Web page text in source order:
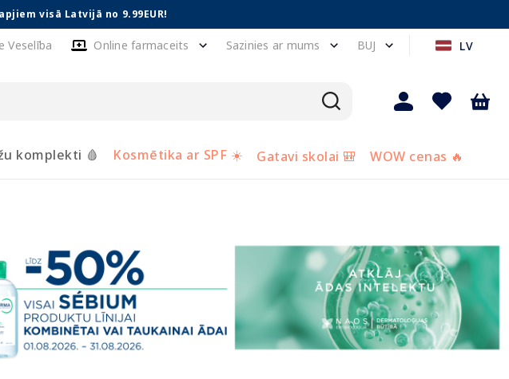
visā Latvijā no 9.99EUR!
Veselība Online farmaceits Sazinies ar mums BUJ LV
komplekti 🩸 Kosmētika ar SPF ☀️ Gatavi skolai 🎒 WOW cenas 🔥